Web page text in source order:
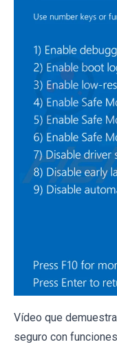
Vídeo que
seguro con